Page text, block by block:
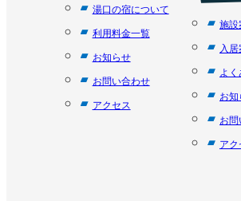
湯口の宿について
利用料金一覧
お知らせ
お問い合わせ
アクセス
施設
入
よ
お
お
アク